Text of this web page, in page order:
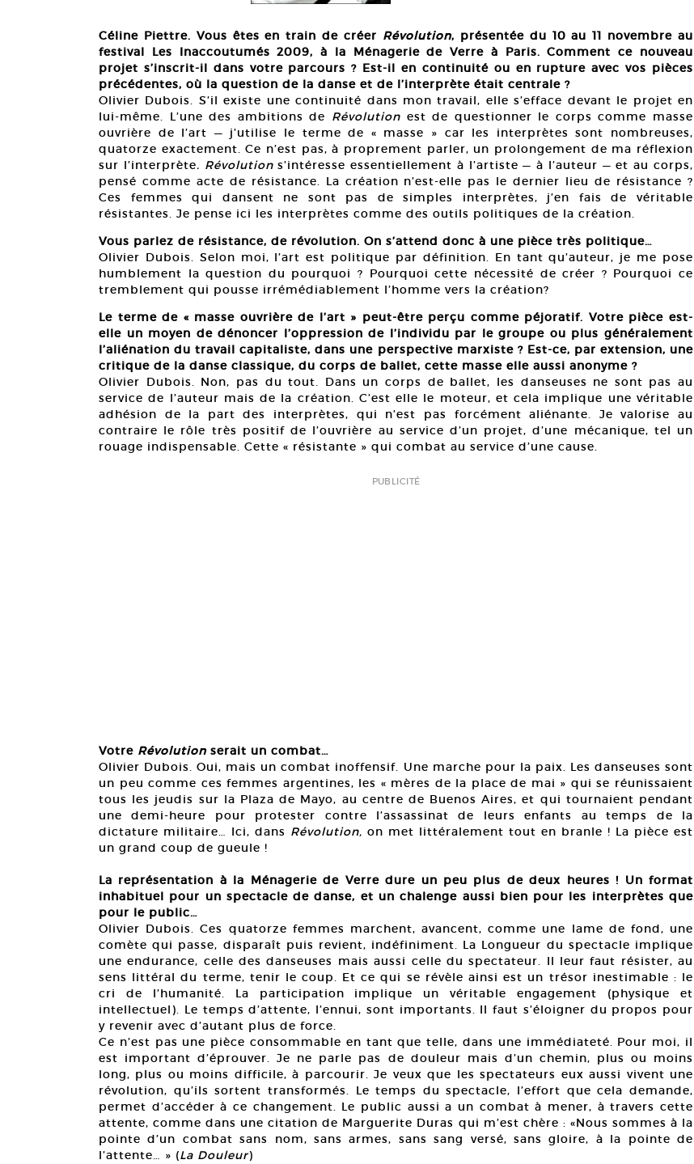
Céline Piettre. Vous êtes en train de créer Révolution, présentée du 10 au 11 novembre au
festival Les Inaccoutumés 2009, à la Ménagerie de Verre à Paris. Comment ce nouveau
projet s’inscrit-il dans votre parcours ? Est-il en continuité ou en rupture avec vos pièces
précédentes, où la question de la danse et de l’interprète était centrale ?
Olivier Dubois. S’il existe une continuité dans mon travail, elle s’efface devant le projet en
lui-même. L’une des ambitions de Révolution est de questionner le corps comme masse
ouvrière de l’art — j’utilise le terme de « masse » car les interprètes sont nombreuses,
quatorze exactement. Ce n’est pas, à proprement parler, un prolongement de ma réflexion
sur l’interprète. Révolutions’intéresse essentiellement à l’artiste — à l’auteur — et au corps,
pensé comme acte de résistance. La création n’est-elle pas le dernier lieu de résistance ?
Ces femmes qui dansent ne sont pas de simples interprètes, j’en fais de véritable
résistantes. Je pense ici les interprètes comme des outils politiques de la création.
Vous parlez de résistance, de révolution. On s’attend donc à une pièce très politique…
Olivier Dubois. Selon moi, l’art est politique par définition. En tant qu’auteur, je me pose
humblement la question du pourquoi ? Pourquoi cette nécessité de créer ? Pourquoi ce
tremblement qui pousse irrémédiablement l’homme vers la création?
Le terme de « masse ouvrière de l’art » peut-être perçu comme péjoratif. Votre pièce est-
elle un moyen de dénoncer l’oppression de l’individu par le groupe ou plus généralement
l’aliénation du travail capitaliste, dans une perspective marxiste ? Est-ce, par extension, une
critique de la danse classique, du corps de ballet, cette masse elle aussi anonyme ?
Olivier Dubois. Non, pas du tout. Dans un corps de ballet, les danseuses ne sont pas au
service de l’auteur mais de la création. C’est elle le moteur, et cela implique une véritable
adhésion de la part des interprètes, qui n’est pas forcément aliénante. Je valorise au
contraire le rôle très positif de l’ouvrière au service d’un projet, d’une mécanique, tel un
rouage indispensable. Cette « résistante » qui combat au service d’une cause.
PUBLICITÉ
Votre Révolutionserait un combat…
Olivier Dubois. Oui, mais un combat inoffensif. Une marche pour la paix. Les danseuses sont
un peu comme ces femmes argentines, les « mères de la place de mai » qui se réunissaient
tous les jeudis sur la Plaza de Mayo, au centre de Buenos Aires, et qui tournaient pendant
une demi-heure pour protester contre l’assassinat de leurs enfants au temps de la
dictature militaire… Ici, dans Révolution, on met littéralement tout en branle ! La pièce est
un grand coup de gueule !
La représentation à la Ménagerie de Verre dure un peu plus de deux heures ! Un format
inhabituel pour un spectacle de danse, et un chalenge aussi bien pour les interprètes que
pour le public…
Olivier Dubois. Ces quatorze femmes marchent, avancent, comme une lame de fond, une
comète qui passe, disparaît puis revient, indéfiniment. La Longueur du spectacle implique
une endurance, celle des danseuses mais aussi celle du spectateur. Il leur faut résister, au
sens littéral du terme, tenir le coup. Et ce qui se révèle ainsi est un trésor inestimable : le
cri de l’humanité. La participation implique un véritable engagement (physique et
intellectuel). Le temps d’attente, l’ennui, sont importants. Il faut s’éloigner du propos pour
y revenir avec d’autant plus de force.
Ce n’est pas une pièce consommable en tant que telle, dans une immédiateté. Pour moi, il
est important d’éprouver. Je ne parle pas de douleur mais d’un chemin, plus ou moins
long, plus ou moins difficile, à parcourir. Je veux que les spectateurs eux aussi vivent une
révolution, qu’ils sortent transformés. Le temps du spectacle, l’effort que cela demande,
permet d’accéder à ce changement. Le public aussi a un combat à mener, à travers cette
attente, comme dans une citation de Marguerite Duras qui m’est chère : «Nous sommes à la
pointe d’un combat sans nom, sans armes, sans sang versé, sans gloire, à la pointe de
l’attente… » (La Douleur)